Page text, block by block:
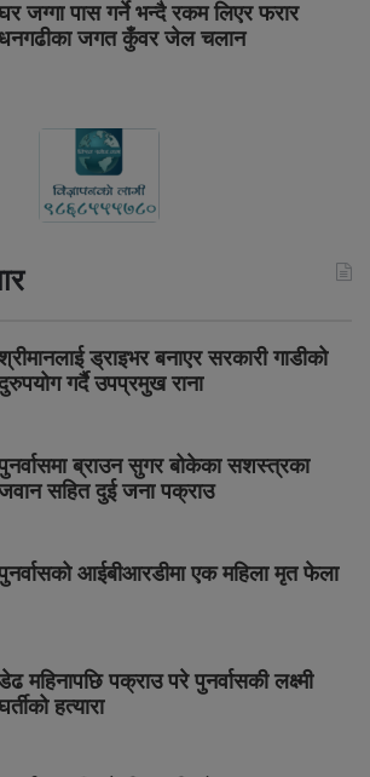
जग्गा पास गर्ने भन्दै रकम लिएर फरार
धनगढीका जगत कुँवर जेल चलान
ड्राइभर बनाएर सरकारी गाडीको
गर्दै उपप्रमुख राना
ब्राउन सुगर बोकेका सशस्त्रका
सहित दुई जना पक्राउ
आईबीआरडीमा एक महिला मृत फेला
महिनापछि पक्राउ परे पुनर्वासकी लक्ष्मी
हत्यारा